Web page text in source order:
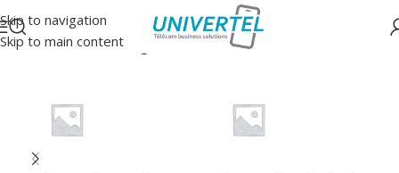
Skip to navigation
Skip to main content
Accueil /Protections/